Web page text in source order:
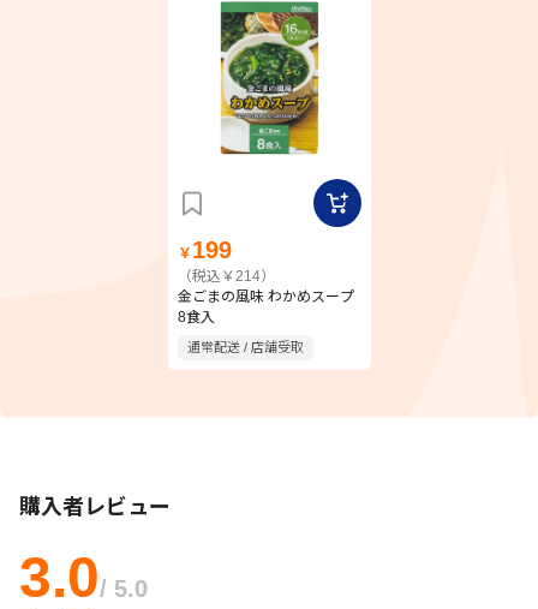
￥ 199
（税込￥214）
金ごまの風味 わかめスープ
8食入
通常配送 / 店舗受取
購入者レビュー
3.0/ 5.0